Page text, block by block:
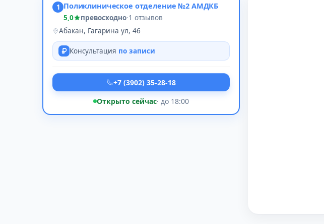
1 Поликлиническое отделение №2 АМДКБ
5,0 превосходно·1 отзывов
Абакан, Гагарина ул, 46
Консультация по записи
+7 (3902) 35-28-18
Открыто сейчас· до 18:00